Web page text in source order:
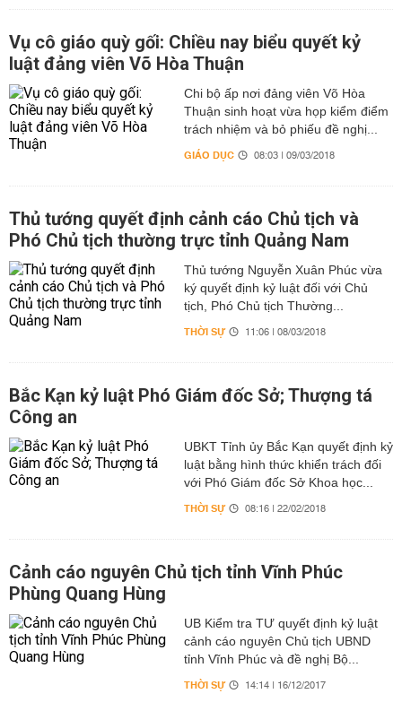
Vụ cô giáo quỳ gối: Chiều nay biểu quyết kỷ
luật đảng viên Võ Hòa Thuận
Chi bộ ấp nơi đảng viên Võ Hòa
Thuận sinh hoạt vừa họp kiểm điểm
trách nhiệm và bỏ phiếu đề nghị...
GIÁO DỤC 08:03 | 09/03/2018
Thủ tướng quyết định cảnh cáo Chủ tịch và
Phó Chủ tịch thường trực tỉnh Quảng Nam
Thủ tướng Nguyễn Xuân Phúc vừa
ký quyết định kỷ luật đối với Chủ
tịch, Phó Chủ tịch Thường...
THỜI SỰ 11:06 | 08/03/2018
Bắc Kạn kỷ luật Phó Giám đốc Sở; Thượng tá
Công an
UBKT Tỉnh ủy Bắc Kạn quyết định kỷ
luật bằng hình thức khiển trách đối
với Phó Giám đốc Sở Khoa học...
THỜI SỰ 08:16 | 22/02/2018
Cảnh cáo nguyên Chủ tịch tỉnh Vĩnh Phúc
Phùng Quang Hùng
UB Kiểm tra TƯ quyết định kỷ luật
cảnh cáo nguyên Chủ tịch UBND
tỉnh Vĩnh Phúc và đề nghị Bộ...
THỜI SỰ 14:14 | 16/12/2017